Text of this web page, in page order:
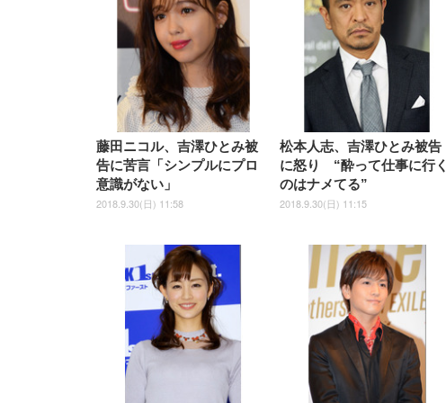
藤田ニコル、吉澤ひとみ被
告に苦言「シンプルにプロ
意識がない」
2018.9.30(日) 11:58
松本人志、吉澤ひとみ被告
に怒り “酔って仕事に行く
のはナメてる”
2018.9.30(日) 11:15